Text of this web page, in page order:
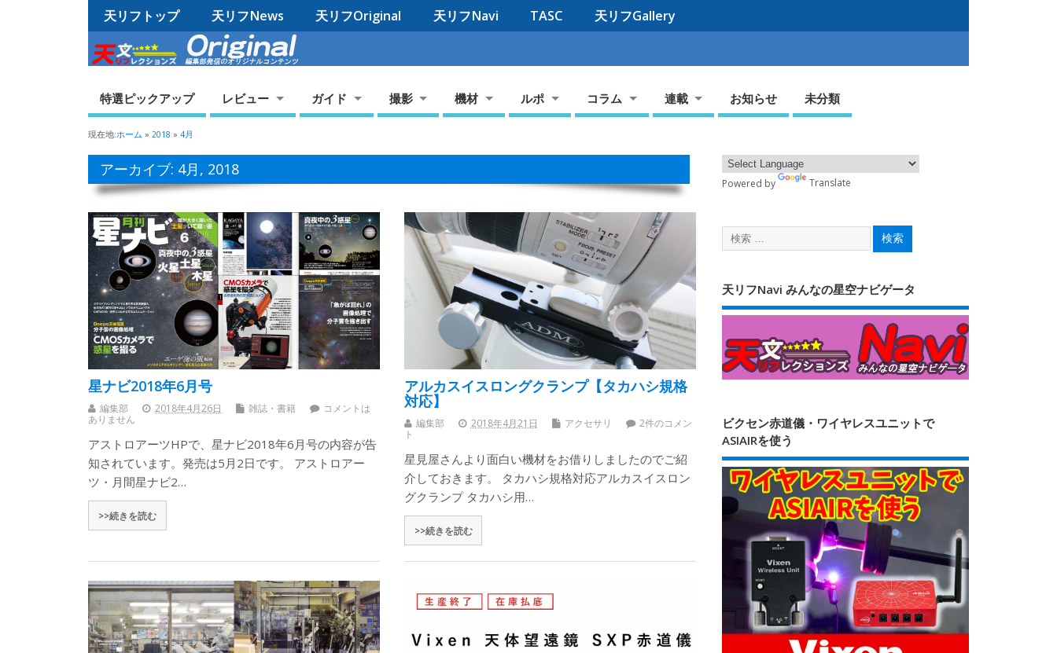
天リフトップ 天リフNews 天リフOriginal 天リフNavi TASC 天リフGallery
特選ピックアップ レビュー ガイド 撮影 機材 ルポ コラム 連載 お知らせ 未分類
現在地:ホーム » 2018 » 4月
アーカイブ: 4月, 2018
星ナビ2018年6月号
編集部 2018年4月26日 雑誌・書籍
コメントは
ありません
アストロアーツHPで、星ナビ2018年6月号の内容が告
知されています。発売は5月2日です。 アストロアー
ツ・月間星ナビ2…
>>続きを読む
アルカスイスロングクランプ【タカハシ規格
対応】
編集部 2018年4月21日 アクセサリ
2件のコメン
ト
星見屋さんより面白い機材をお借りしましたのでご紹
介しておきます。 タカハシ規格対応アルカスイスロン
グクランプ タカハシ用…
>>続きを読む
Powered by Translate
天リフNavi みんなの星空ナビゲータ
ビクセン赤道儀・ワイヤレスユニットで
ASIAIRを使う